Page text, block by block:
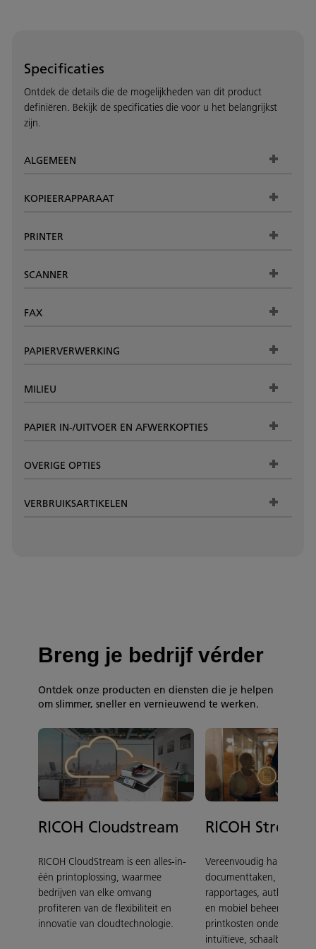
Specificaties
Ontdek de details die de mogelijkheden van dit product
definiëren. Bekijk de specificaties die voor u het belangrijkst
zijn.
ALGEMEEN
KOPIEERAPPARAAT
PRINTER
SCANNER
FAX
PAPIERVERWERKING
MILIEU
PAPIER IN-/UITVOER EN AFWERKOPTIES
OVERIGE OPTIES
VERBRUIKSARTIKELEN
Breng je bedrijf vérder
Ontdek onze producten en diensten die je helpen
om slimmer, sneller en vernieuwend te werken.
RICOH Cloudstream
RICOH CloudStream is een alles-in-
één printoplossing, waarmee
bedrijven van elke omvang
profiteren van de flexibiliteit en
innovatie van cloudtechnologie.
RICOH
Vereenvoudig
documenttaken, zoals
rapportages,
en mobiel beheer. Houd
printkosten onder
intuïtieve, schaalbare